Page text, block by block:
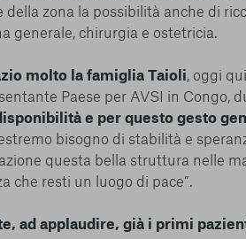
della zona la possibilità anche di
generale, chirurgia e ostetricia.
molto la famiglia Taioli , oggi
Paese per AVSI in Congo,
e per questo gesto
bisogno di stabilità e
questa bella struttura nelle
che resti un luogo di pace”.
ad applaudire, già i primi